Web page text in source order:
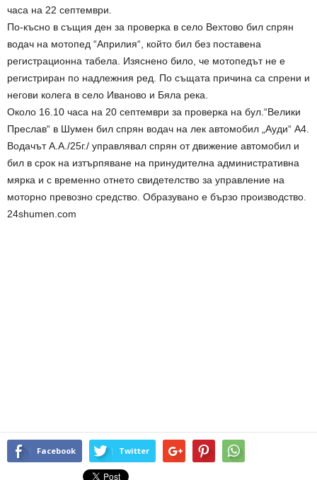
часа на 22 септември.
По-късно в същия ден за проверка в село Вехтово бил спрян
водач на мотопед “Априлия“, който бил без поставена
регистрационна табела. Изяснено било, че мотопедът не е
регистриран по надлежния ред. По същата причина са спрени и
негови колега в село Иваново и Бяла река.
Около 16.10 часа на 20 септември за проверка на бул.“Велики
Преслав“ в Шумен бил спрян водач на лек автомобил „Ауди“ А4.
Водачът А.А./25г./ управлявал спрян от движение автомобил и
бил в срок на изтърпяване на принудителна административна
мярка и с временно отнето свидетелство за управление на
моторно превозно средство. Образувано е бързо производство.
24shumen.com
Facebook Twitter